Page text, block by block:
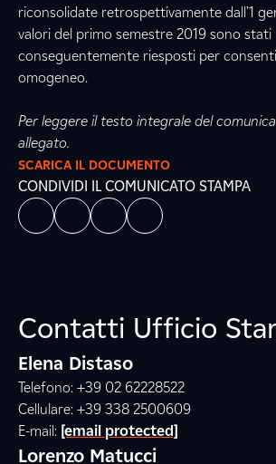
riconsolidate retrospettivamente dall’1
valori del primo semestre 2019 sono stati
conseguentemente riesposti per
omogeneo.
Per leggere il testo integrale del
allegato.
SCARICA IL DOCUMENTO
CONDIVIDI IL COMUNICATO STAMPA
Contatti Ufficio
Elena Distaso
Telefono: +39 02 62228522
Cellulare: +39 338 2500609
E-mail: [email protected]
Lorenzo Matucci